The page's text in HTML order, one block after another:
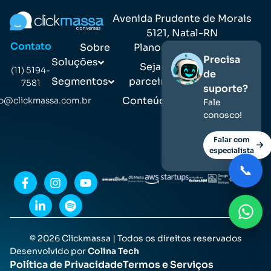
📞
Avenida Prudente de Morais
5121, Natal-RN
Contato
(11) 5194-
7581
Sobre
Soluções
Segmentos
Planos
Seja
parceiro
Conteúdos
Precisa
de
suporte?
Fale
conosco!
Falar com
especialista
© 2026 Clickmassa | Todos os direitos reservados
Desenvolvido porColina Tech
Política de PrivacidadeTermos e Serviços